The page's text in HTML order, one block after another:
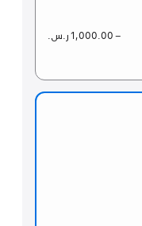
− 1,000.00 ر.س.‏